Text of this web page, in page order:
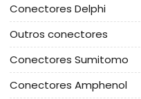
Conectores Delphi
Outros conectores
Conectores Sumitomo
Conectores Amphenol